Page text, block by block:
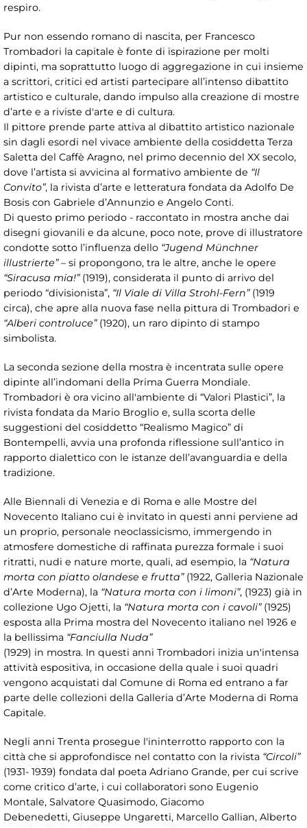
respiro.
Pur non essendo romano di nascita, per Francesco
Trombadori la capitale è fonte di ispirazione per molti
dipinti, ma soprattutto luogo di aggregazione in cui insieme
a scrittori, critici ed artisti partecipare all’intenso dibattito
artistico e culturale, dando impulso alla creazione di mostre
d’arte e a riviste d'arte e di cultura.
Il pittore prende parte attiva al dibattito artistico nazionale
sin dagli esordi nel vivace ambiente della cosiddetta Terza
Saletta del Caffè Aragno, nel primo decennio del XX secolo,
dove l’artista si avvicina al formativo ambiente de “Il
Convito”, la rivista d’arte e letteratura fondata da Adolfo De
Bosis con Gabriele d’Annunzio e Angelo Conti.
Di questo primo periodo - raccontato in mostra anche dai
disegni giovanili e da alcune, poco note, prove di illustratore
condotte sotto l’influenza dello “Jugend Münchner
illustrierte”– si propongono, tra le altre, anche le opere
“Siracusa mia!”(1919), considerata il punto di arrivo del
periodo “divisionista”, “Il Viale di Villa Strohl-Fern”(1919
circa), che apre alla nuova fase nella pittura di Trombadori e
“Alberi controluce”(1920), un raro dipinto di stampo
simbolista.
La seconda sezione della mostra è incentrata sulle opere
dipinte all’indomani della Prima Guerra Mondiale.
Trombadori è ora vicino all'ambiente di “Valori Plastici”, la
rivista fondata da Mario Broglio e, sulla scorta delle
suggestioni del cosiddetto “Realismo Magico” di
Bontempelli, avvia una profonda riflessione sull’antico in
rapporto dialettico con le istanze dell’avanguardia e della
tradizione.
Alle Biennali di Venezia e di Roma e alle Mostre del
Novecento Italiano cui è invitato in questi anni perviene ad
un proprio, personale neoclassicismo, immergendo in
atmosfere domestiche di raffinata purezza formale i suoi
ritratti, nudi e nature morte, quali, ad esempio, la “Natura
morta con piatto olandese e frutta”(1922, Galleria Nazionale
d’Arte Moderna), la “Natura morta con i limoni”, (1923) già in
collezione Ugo Ojetti, la “Natura morta con i cavoli”(1925)
esposta alla Prima mostra del Novecento italiano nel 1926 e
la bellissima “Fanciulla Nuda”
(1929) in mostra. In questi anni Trombadori inizia un'intensa
attività espositiva, in occasione della quale i suoi quadri
vengono acquistati dal Comune di Roma ed entrano a far
parte delle collezioni della Galleria d’Arte Moderna di Roma
Capitale.
Negli anni Trenta prosegue l'ininterrotto rapporto con la
città che si approfondisce nel contatto con la rivista “Circoli”
(1931- 1939) fondata dal poeta Adriano Grande, per cui scrive
come critico d’arte, i cui collaboratori sono Eugenio
Montale, Salvatore Quasimodo, Giacomo
Debenedetti, Giuseppe Ungaretti, Marcello Gallian, Alberto